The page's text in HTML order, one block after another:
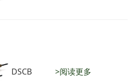
DSCB >阅读更多